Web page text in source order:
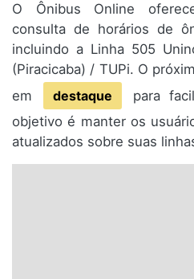
O Ônibus Online
consulta de horários de
incluindo a Linha 505
(Piracicaba) / TUPi. O
em
destaque
para
objetivo é manter os
atualizados sobre suas